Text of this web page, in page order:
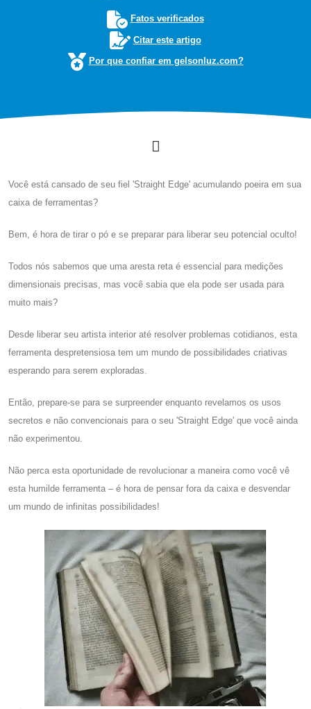
Fatos verificados
Citar este artigo
Por que confiar em gelsonluz.com?
Você está cansado de seu fiel 'Straight Edge' acumulando poeira em sua
caixa de ferramentas?
Bem, é hora de tirar o pó e se preparar para liberar seu potencial oculto!
Todos nós sabemos que uma aresta reta é essencial para medições
dimensionais precisas, mas você sabia que ela pode ser usada para
muito mais?
Desde liberar seu artista interior até resolver problemas cotidianos, esta
ferramenta despretensiosa tem um mundo de possibilidades criativas
esperando para serem exploradas.
Então, prepare-se para se surpreender enquanto revelamos os usos
secretos e não convencionais para o seu 'Straight Edge' que você ainda
não experimentou.
Não perca esta oportunidade de revolucionar a maneira como você vê
esta humilde ferramenta – é hora de pensar fora da caixa e desvendar
um mundo de infinitas possibilidades!